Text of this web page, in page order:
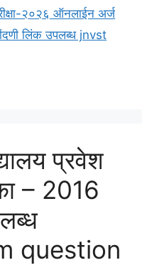
२०२६ ऑनलाईन अर्ज
लिंक उपलब्ध jnvst
प्रवेश
– 2016
question